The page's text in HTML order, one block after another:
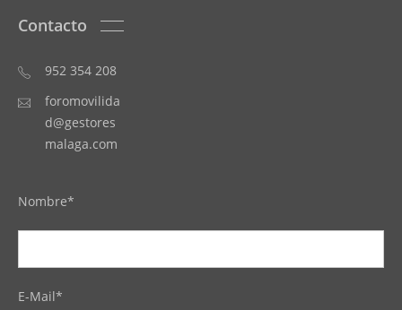
Contacto
952 354 208
foromovilida
d@gestores
malaga.com
Nombre*
E-Mail*